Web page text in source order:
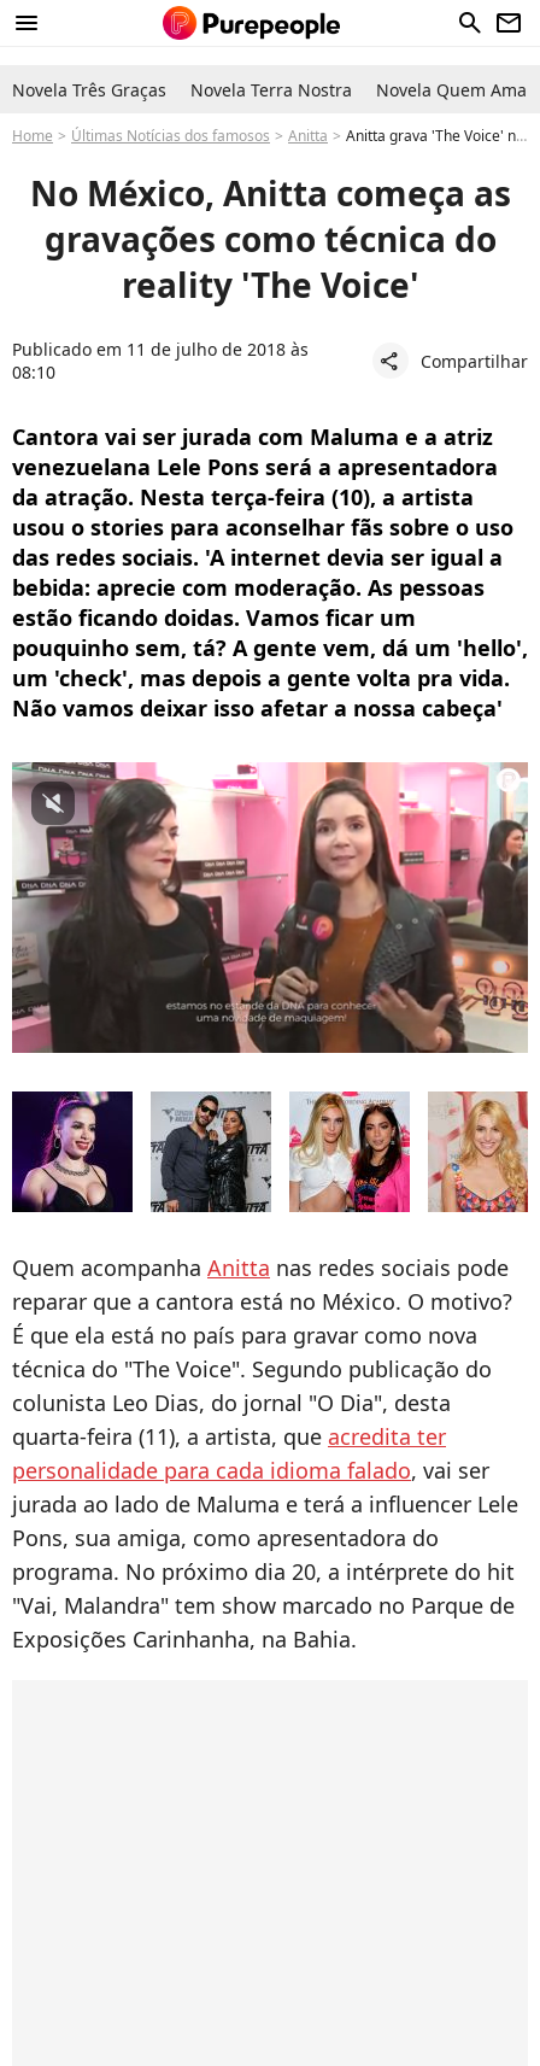
menu search newsletter
Novela Três Graças Novela Terra Nostra Novela Quem Ama
Home Últimas Notícias dos famosos Anitta Anitta grava 'The Voice' no México e será técnica com Maluma
No México, Anitta começa as
gravações como técnica do
reality 'The Voice'
Publicado em 11 de julho de 2018 às
08:10
share Compartilhar
Cantora vai ser jurada com Maluma e a atriz
venezuelana Lele Pons será a apresentadora
da atração. Nesta terça-feira (10), a artista
usou o stories para aconselhar fãs sobre o uso
das redes sociais. 'A internet devia ser igual a
bebida: aprecie com moderação. As pessoas
estão ficando doidas. Vamos ficar um
pouquinho sem, tá? A gente vem, dá um 'hello',
um 'check', mas depois a gente volta pra vida.
Não vamos deixar isso afetar a nossa cabeça'
Quem acompanha Anitta nas redes sociais pode
reparar que a cantora está no México. O motivo?
É que ela está no país para gravar como nova
técnica do "The Voice". Segundo publicação do
colunista Leo Dias, do jornal "O Dia", desta
quarta-feira (11), a artista, que acredita ter
personalidade para cada idioma falado, vai ser
jurada ao lado de Maluma e terá a influencer Lele
Pons, sua amiga, como apresentadora do
programa. No próximo dia 20, a intérprete do hit
"Vai, Malandra" tem show marcado no Parque de
Exposições Carinhanha, na Bahia.